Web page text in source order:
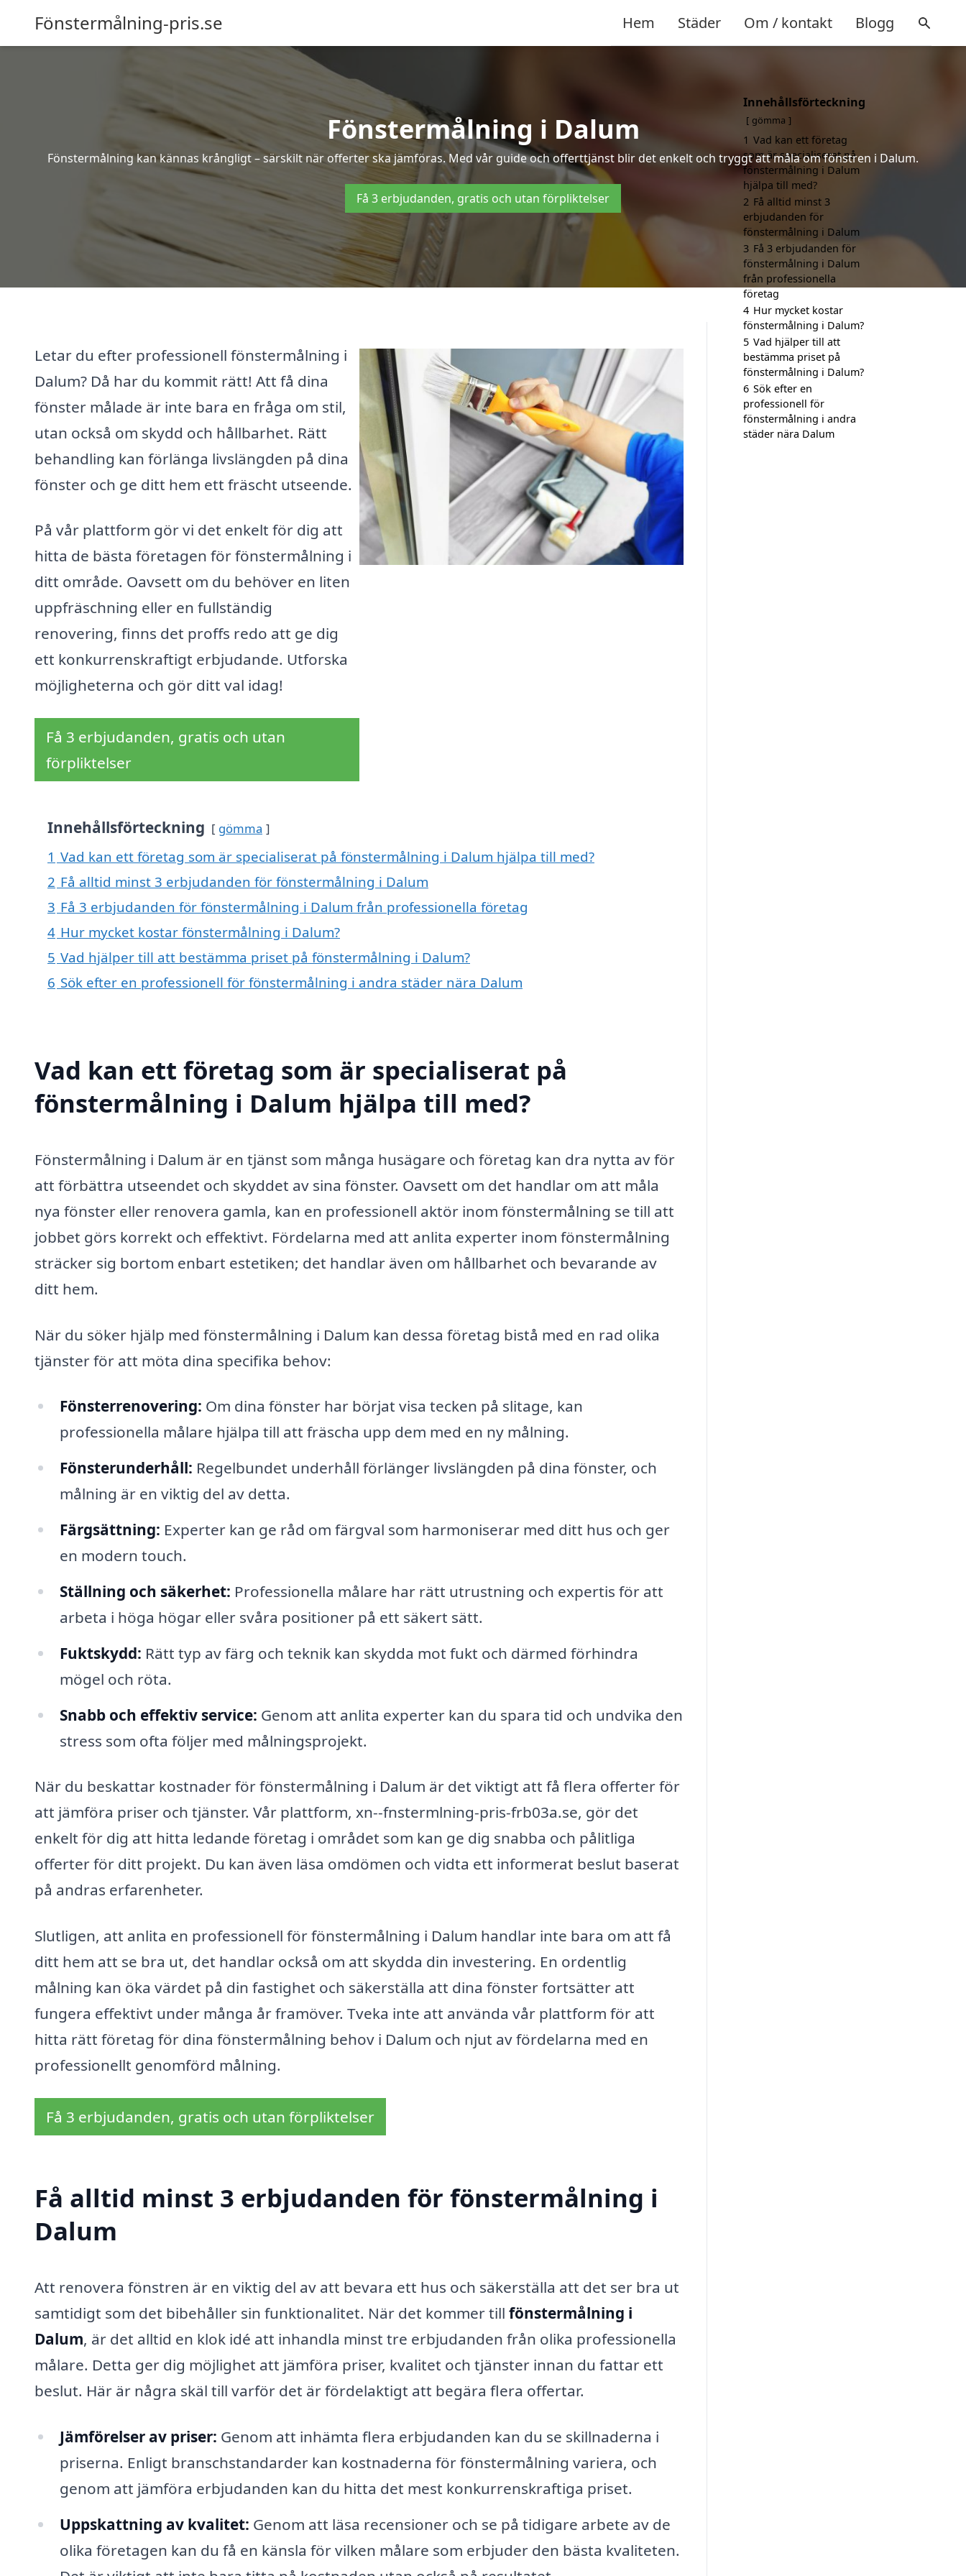
Fönstermålning-pris.se Hem Städer Om / kontakt Blogg
Fönstermålning i Dalum
Fönstermålning kan kännas krångligt – särskilt när offerter ska jämföras. Med vår guide och offerttjänst blir det enkelt och tryggt att måla om fönstren i Dalum.
Få 3 erbjudanden, gratis och utan förpliktelser
Letar du efter professionell fönstermålning i
Dalum? Då har du kommit rätt! Att få dina
fönster målade är inte bara en fråga om stil,
utan också om skydd och hållbarhet. Rätt
behandling kan förlänga livslängden på dina
fönster och ge ditt hem ett fräscht utseende.
På vår plattform gör vi det enkelt för dig att
hitta de bästa företagen för fönstermålning i
ditt område. Oavsett om du behöver en liten
uppfräschning eller en fullständig
renovering, finns det proffs redo att ge dig
ett konkurrenskraftigt erbjudande. Utforska
möjligheterna och gör ditt val idag!
Få 3 erbjudanden, gratis och utan
förpliktelser
Innehållsförteckning gömma
1 Vad kan ett företag som är specialiserat på fönstermålning i Dalum hjälpa till med?
2 Få alltid minst 3 erbjudanden för fönstermålning i Dalum
3 Få 3 erbjudanden för fönstermålning i Dalum från professionella företag
4 Hur mycket kostar fönstermålning i Dalum?
5 Vad hjälper till att bestämma priset på fönstermålning i Dalum?
6 Sök efter en professionell för fönstermålning i andra städer nära Dalum
Vad kan ett företag som är specialiserat på
fönstermålning i Dalum hjälpa till med?
Fönstermålning i Dalum är en tjänst som många husägare och företag kan dra nytta av för
att förbättra utseendet och skyddet av sina fönster. Oavsett om det handlar om att måla
nya fönster eller renovera gamla, kan en professionell aktör inom fönstermålning se till att
jobbet görs korrekt och effektivt. Fördelarna med att anlita experter inom fönstermålning
sträcker sig bortom enbart estetiken; det handlar även om hållbarhet och bevarande av
ditt hem.
När du söker hjälp med fönstermålning i Dalum kan dessa företag bistå med en rad olika
tjänster för att möta dina specifika behov:
Fönsterrenovering: Om dina fönster har börjat visa tecken på slitage, kan
professionella målare hjälpa till att fräscha upp dem med en ny målning.
Fönsterunderhåll: Regelbundet underhåll förlänger livslängden på dina fönster, och
målning är en viktig del av detta.
Färgsättning: Experter kan ge råd om färgval som harmoniserar med ditt hus och ger
en modern touch.
Ställning och säkerhet: Professionella målare har rätt utrustning och expertis för att
arbeta i höga högar eller svåra positioner på ett säkert sätt.
Fuktskydd: Rätt typ av färg och teknik kan skydda mot fukt och därmed förhindra
mögel och röta.
Snabb och effektiv service: Genom att anlita experter kan du spara tid och undvika den
stress som ofta följer med målningsprojekt.
När du beskattar kostnader för fönstermålning i Dalum är det viktigt att få flera offerter för
att jämföra priser och tjänster. Vår plattform, xn--fnstermlning-pris-frb03a.se, gör det
enkelt för dig att hitta ledande företag i området som kan ge dig snabba och pålitliga
offerter för ditt projekt. Du kan även läsa omdömen och vidta ett informerat beslut baserat
på andras erfarenheter.
Slutligen, att anlita en professionell för fönstermålning i Dalum handlar inte bara om att få
ditt hem att se bra ut, det handlar också om att skydda din investering. En ordentlig
målning kan öka värdet på din fastighet och säkerställa att dina fönster fortsätter att
fungera effektivt under många år framöver. Tveka inte att använda vår plattform för att
hitta rätt företag för dina fönstermålning behov i Dalum och njut av fördelarna med en
professionellt genomförd målning.
Få 3 erbjudanden, gratis och utan förpliktelser
Få alltid minst 3 erbjudanden för fönstermålning i
Dalum
Att renovera fönstren är en viktig del av att bevara ett hus och säkerställa att det ser bra ut
samtidigt som det bibehåller sin funktionalitet. När det kommer till fönstermålning i
Dalum, är det alltid en klok idé att inhandla minst tre erbjudanden från olika professionella
målare. Detta ger dig möjlighet att jämföra priser, kvalitet och tjänster innan du fattar ett
beslut. Här är några skäl till varför det är fördelaktigt att begära flera offertar.
Jämförelser av priser: Genom att inhämta flera erbjudanden kan du se skillnaderna i
priserna. Enligt branschstandarder kan kostnaderna för fönstermålning variera, och
genom att jämföra erbjudanden kan du hitta det mest konkurrenskraftiga priset.
Uppskattning av kvalitet: Genom att läsa recensioner och se på tidigare arbete av de
olika företagen kan du få en känsla för vilken målare som erbjuder den bästa kvaliteten.
Innehållsförteckning
gömma
1 Vad kan ett företag
som är specialiserat på
fönstermålning i Dalum
hjälpa till med?
2 Få alltid minst 3
erbjudanden för
fönstermålning i Dalum
3 Få 3 erbjudanden för
fönstermålning i Dalum
från professionella
företag
4 Hur mycket kostar
fönstermålning i Dalum?
5 Vad hjälper till att
bestämma priset på
fönstermålning i Dalum?
6 Sök efter en
professionell för
fönstermålning i andra
städer nära Dalum